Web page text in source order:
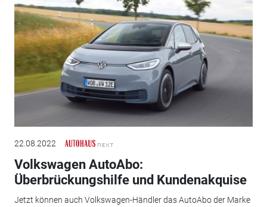
22.08.2022
Volkswagen AutoAbo:
Überbrückungshilfe und Kundenakquise
Jetzt können auch Volkswagen-Händler das AutoAbo der Marke